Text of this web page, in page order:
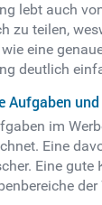
lebt auch
zu teilen,
eine
deutlich
Aufgaben
im
Eine
Eine
der